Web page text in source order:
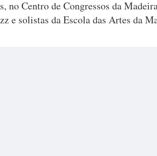
no Centro de Congressos da
e solistas da Escola das Artes da